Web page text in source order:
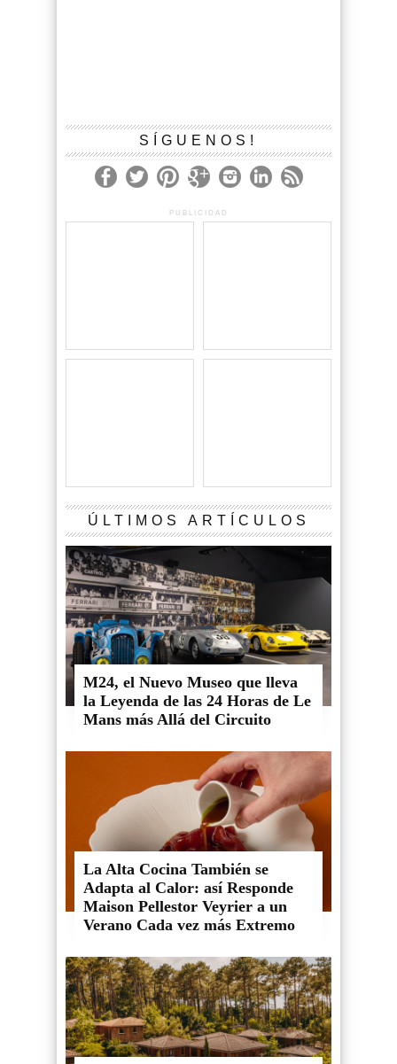
SÍGUENOS!
PUBLICIDAD
ÚLTIMOS ARTÍCULOS
M24, el Nuevo Museo que lleva
la Leyenda de las 24 Horas de Le
Mans más Allá del Circuito
La Alta Cocina También se
Adapta al Calor: así Responde
Maison Pellestor Veyrier a un
Verano Cada vez más Extremo